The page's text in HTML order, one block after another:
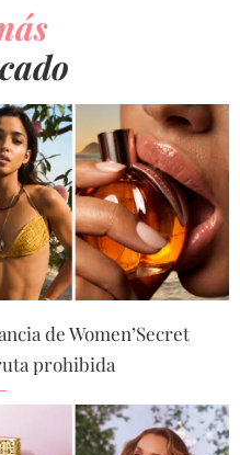
de Women’Secret
prohibida